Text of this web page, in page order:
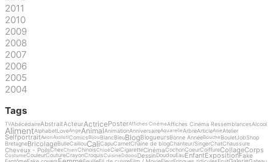
2011
2010
2009
2008
2007
2006
2005
2004
Tags
TVAbécédaireAbstraitActeurActricePosterAffiches CinémaAffiches Cinéma RessemblancesAlcool
AlimentAlphabetLoveAnge AnimalAnimationAnniversaireAquarelleArbreArticleAsieAtelier
SelfportraitAvionAxolotlComicsBijou BlancBleuBlogBlogueursBonne AnnéeBouche BouletJobShop
BretagneBricolageBulleCaillouCaliCapuCarnetChaine de blogChanteur/SingerChatChaussure
Cheveux - PoilsChexChienChinoisChloéCielCigaretteCinémaCochonCoeurCoiffureCollageCorps
CostumeCouleurCoutureCrayonCroquisCuisineDdoooDessinDoudouEauEnfantExpositionFake